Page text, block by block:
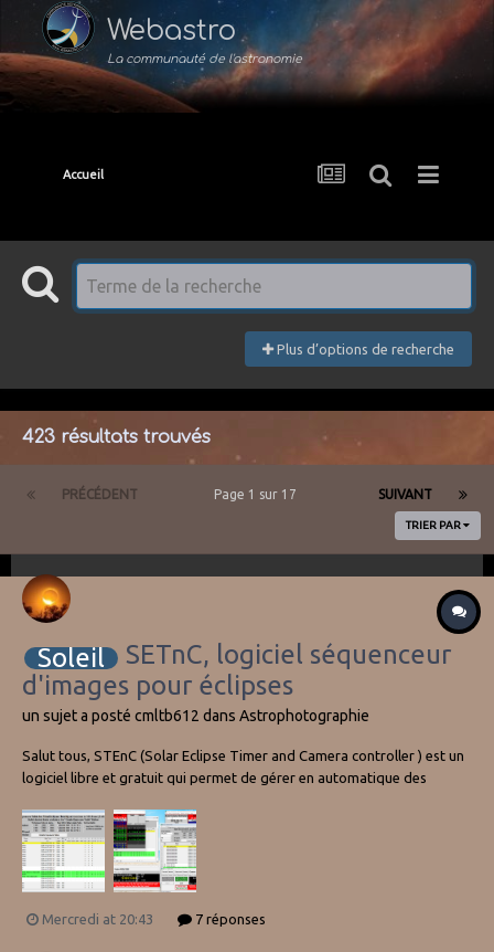
Webastro
La communauté de l'astronomie
Accueil
Plus d’options de recherche
423 résultats trouvés
PRÉCÉDENT SUIVANT
Page 1 sur 17
TRIER PAR
Soleil
SETnC, logiciel séquenceur
d'images pour éclipses
un sujet a posté cmltb612 dans Astrophotographie
Salut tous, STEnC (Solar Eclipse Timer and Camera controller ) est un
logiciel libre et gratuit qui permet de gérer en automatique des
ou totale), créé par Robert Nufer.
https://robertnufer.ch/06_computing/s...
Mercredi at 20:43 7 réponses